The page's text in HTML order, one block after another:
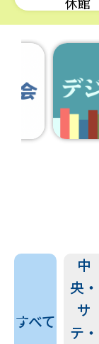
すべて
中
央・
サ
テ・